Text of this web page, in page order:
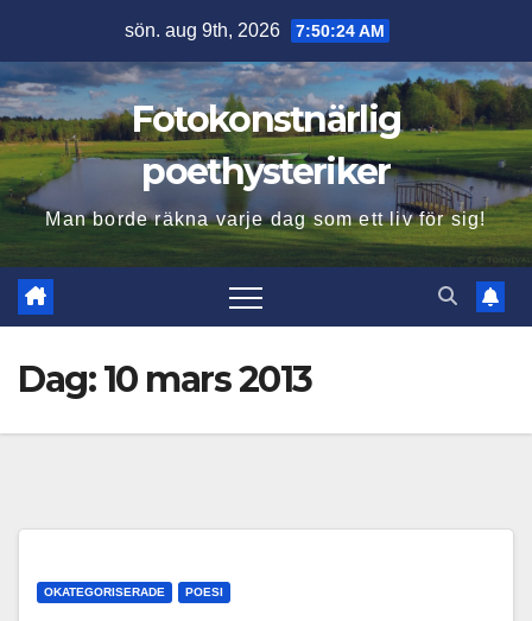
innehåll
sön. aug 9th, 2026 7:50:25 AM
Fotokonstnärlig
poethysteriker
Man borde räkna varje dag som ett liv för sig!
Dag:10 mars 2013
OKATEGORISERADE POESI